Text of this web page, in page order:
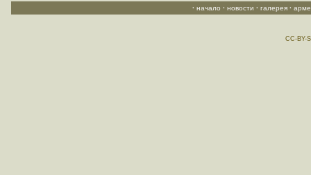
· начало · новости · галерея ·
CC-BY-